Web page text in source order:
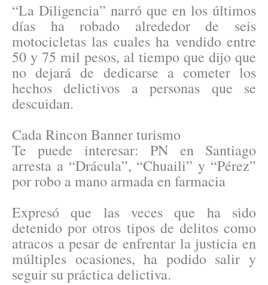
“La Diligencia” narró que en los últimos
días ha robado alrededor de seis
motocicletas las cuales ha vendido entre
50 y 75 mil pesos, al tiempo que dijo que
no dejará de dedicarse a cometer los
hechos delictivos a personas que se
descuidan.
Cada Rincon Banner turismo
Te puede interesar: PN en Santiago
arresta a “Drácula”, “Chuaili” y “Pérez”
por robo a mano armada en farmacia
Expresó que las veces que ha sido
detenido por otros tipos de delitos como
atracos a pesar de enfrentar la justicia en
múltiples ocasiones, ha podido salir y
seguir su práctica delictiva.